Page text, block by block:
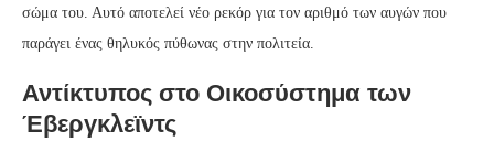
σώμα του. Αυτό αποτελεί νέο ρεκόρ για τον αριθμό των αυγών που
παράγει ένας θηλυκός πύθωνας στην πολιτεία.
Αντίκτυπος στο Οικοσύστημα των
Έβεργκλεϊντς